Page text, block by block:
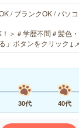
/ ブランクOK / パソ
！＞＃学歴不問＃髪色
」ボタンをクリック↓
30代 40代